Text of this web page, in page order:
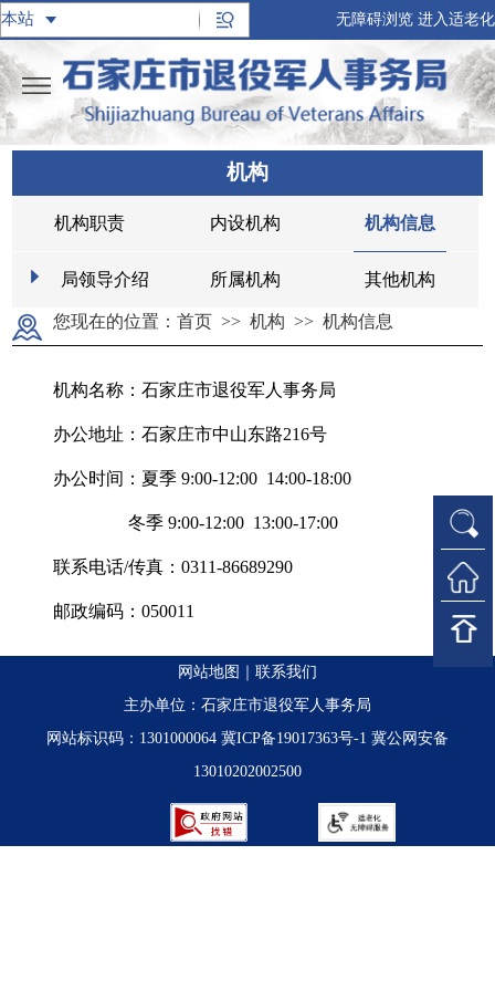
无障碍浏览 进入适老化
机构
机构职责 内设机构 机构信息
局领导介绍 所属机构 其他机构
您现在的位置：首页 >>机构 >>机构信息
机构名称：石家庄市退役军人事务局
办公地址：石家庄市中山东路216号
办公时间：夏季 9:00-12:00 14:00-18:00
冬季 9:00-12:00 13:00-17:00
联系电话/传真：0311-86689290
邮政编码：050011
网站地图
联系我们
主办单位：石家庄市退役军人事务局
网站标识码：1301000064 冀ICP备19017363号-1 冀公网安备
13010202002500